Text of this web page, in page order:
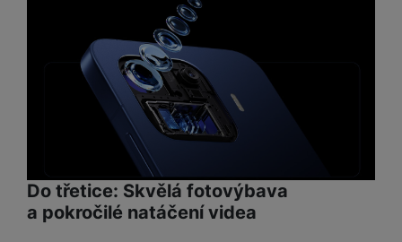
anonymně, takže nejsme schopni identifikovat konkrétní
uživatele našeho webu.
Marketingové cookies používáme my nebo naši partneři,
abychom vám mohli zobrazit vhodné obsahy nebo reklamy jak
na našich stránkách, tak na stránkách třetích stran.
st
k
y
v
a
č
d
č
e
r
v
z
l
k
w
e
r
Do třetice: Skvělá fotovýbava
a pokročilé natáčení videa